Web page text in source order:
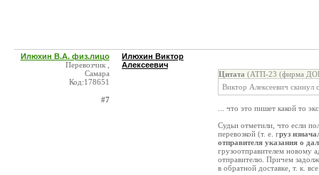
Илюхин В.А. физ.лицо
Перевозчик ,
Самара
Код:178651
#7
Илюхин Виктор
Алексеевич
Цитата (АТП-23 (фирма
Виктор Алексеевич скинул
... что это пишет какой то
Судьи отметили, что если
перевозкой (т. е. груз
отправителя указания о
грузоотправителем новому
отправителю. Причем
в обратной доставке, т. к.